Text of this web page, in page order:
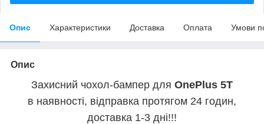
Опис Характеристики Доставка Оплата Умови
Опис
Захисний чохол-бампер для OnePlus 5T
в наявності, відправка протягом 24 годин,
доставка 1-3 дні!!!